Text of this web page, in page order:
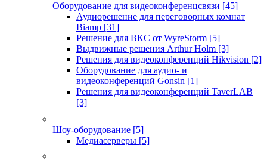
Оборудование для видеоконференцсвязи [45]
Аудиорешение для переговорных комнат
Biamp [31]
Решение для ВКС от WyreStorm [5]
Выдвижные решения Arthur Holm [3]
Решения для видеоконференций Hikvision [2]
Оборудование для аудио- и
видеоконференций Gonsin [1]
Решения для видеоконференций TaverLAB
[3]
Шоу-оборудование [5]
Медиасерверы [5]